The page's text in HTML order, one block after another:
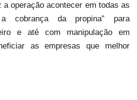
a operação acontecer em todas as
cobrança da propina” para
e até com manipulação em
as empresas que melhor